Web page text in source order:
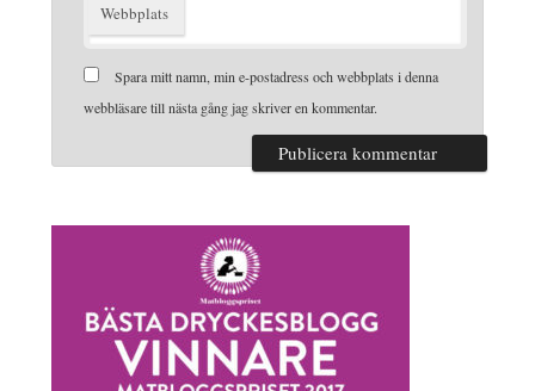
Webbplats
Spara mitt namn, min e-postadress och webbplats i denna
webbläsare till nästa gång jag skriver en kommentar.